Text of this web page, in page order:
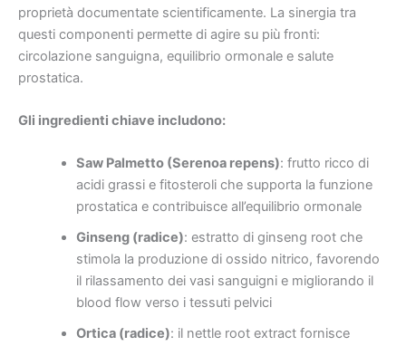
proprietà documentate scientificamente. La sinergia tra
questi componenti permette di agire su più fronti:
circolazione sanguigna, equilibrio ormonale e salute
prostatica.
Gli ingredienti chiave includono:
Saw Palmetto (Serenoa repens): frutto ricco di
acidi grassi e fitosteroli che supporta la funzione
prostatica e contribuisce all’equilibrio ormonale
Ginseng (radice): estratto di ginseng root che
stimola la produzione di ossido nitrico, favorendo
il rilassamento dei vasi sanguigni e migliorando il
blood flow verso i tessuti pelvici
Ortica (radice): il nettle root extract fornisce